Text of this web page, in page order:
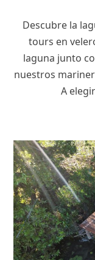
Descubre la
tours en
laguna junto
nuestros
A